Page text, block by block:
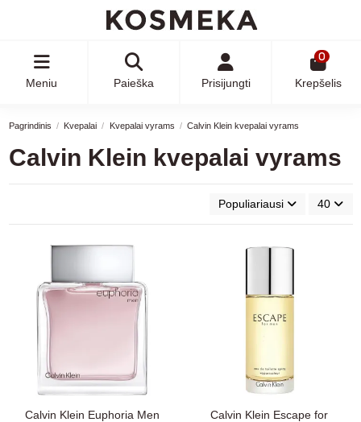
Meniu Paieška Prisijungti
0
Krepšelis
Pagrindinis Kvepalai Kvepalai vyrams Calvin Klein kvepalai vyrams
Calvin Klein kvepalai vyrams
Populiariausi 40
Calvin Klein Euphoria Men
Calvin Klein Escape for